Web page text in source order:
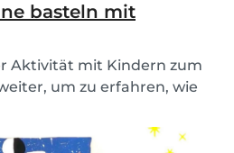
basteln mit
Aktivität mit Kindern zum
um zu erfahren, wie